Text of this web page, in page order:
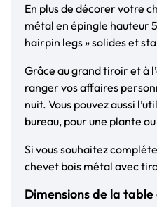
En plus de décorer votre
métal en épingle hauteur
hairpin legs » solides et
Grâce au grand tiroir et à
ranger vos affaires
nuit. Vous pouvez aussi
bureau, pour une plante
Si vous souhaitez
chevet bois métal avec
Dimensions de la